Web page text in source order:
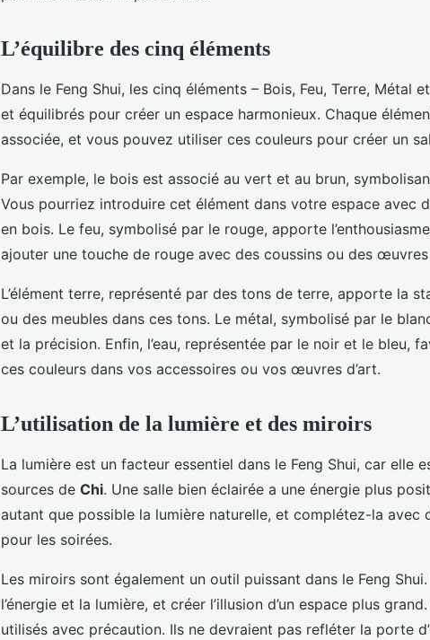
L’équilibre des cinq éléments
Dans le Feng Shui, les cinq éléments – Bois, Feu, Terre, Métal
et équilibrés pour créer un espace harmonieux. Chaque
associée, et vous pouvez utiliser ces couleurs pour créer un
Par exemple, le bois est associé au vert et au brun,
Vous pourriez introduire cet élément dans votre espace avec
en bois. Le feu, symbolisé par le rouge, apporte
ajouter une touche de rouge avec des coussins ou des œuvres
L’élément terre, représenté par des tons de terre, apporte la
ou des meubles dans ces tons. Le métal, symbolisé par le
et la précision. Enfin, l’eau, représentée par le noir et le bleu,
ces couleurs dans vos accessoires ou vos œuvres d’art.
L’utilisation de la lumière et des miroirs
La lumière est un facteur essentiel dans le Feng Shui, car elle
sources de Chi. Une salle bien éclairée a une énergie plus
autant que possible la lumière naturelle, et complétez-la avec
pour les soirées.
Les miroirs sont également un outil puissant dans le Feng
l’énergie et la lumière, et créer l’illusion d’un espace plus
utilisés avec précaution. Ils ne devraient pas refléter la porte